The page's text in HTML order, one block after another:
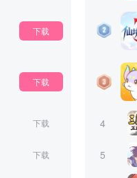
下载
下载
下载
下载
4
5